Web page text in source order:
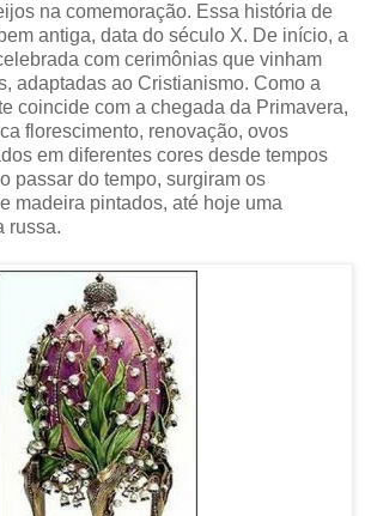
na comemoração. Essa história de
antiga, data do século X. De início, a
com cerimônias que vinham
adaptadas ao Cristianismo. Como a
coincide com a chegada da Primavera,
florescimento, renovação, ovos
em diferentes cores desde tempos
passar do tempo, surgiram os
madeira pintados, até hoje uma
russa.